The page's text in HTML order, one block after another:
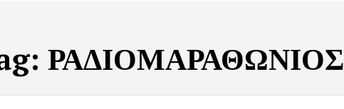
ΡΑΔΙΟΜΑΡΑΘΩΝΙΟΣ